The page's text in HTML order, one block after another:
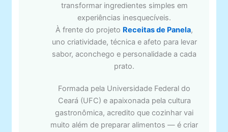
transformar ingredientes simples em
experiências inesquecíveis.
À frente do projeto Receitas de Panela,
uno criatividade, técnica e afeto para levar
sabor, aconchego e personalidade a cada
prato.
Formada pela Universidade Federal do
Ceará (UFC) e apaixonada pela cultura
gastronômica, acredito que cozinhar vai
muito além de preparar alimentos — é criar